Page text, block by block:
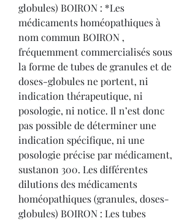
globules) BOIRON : *Les
médicaments homéopathiques à
nom commun BOIRON ,
fréquemment commercialisés sous
la forme de tubes de granules et de
doses-globules ne portent, ni
indication thérapeutique, ni
posologie, ni notice. Il n’est donc
pas possible de déterminer une
indication spécifique, ni une
posologie précise par médicament,
sustanon 300. Les différentes
dilutions des médicaments
homéopathiques (granules, doses-
globules) BOIRON : Les tubes